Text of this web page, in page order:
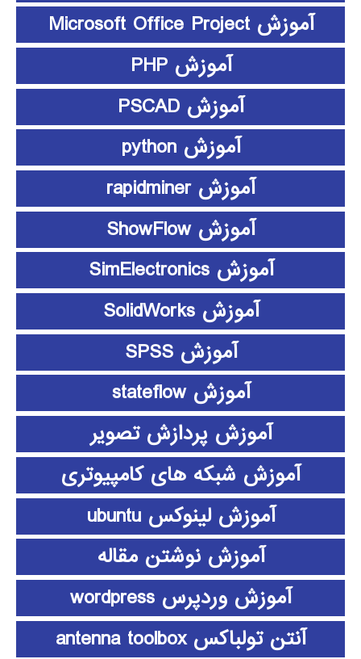
آموزش Microsoft Office Project
آموزش PHP
آموزش PSCAD
آموزش python
آموزش rapidminer
آموزش ShowFlow
آموزش SimElectronics
آموزش SolidWorks
آموزش SPSS
آموزش stateflow
آموزش پردازش تصویر
آموزش شبکه های کامپیوتری
آموزش لینوکس ubuntu
آموزش نوشتن مقاله
آموزش وردپرس wordpress
آنتن تولباکس antenna toolbox